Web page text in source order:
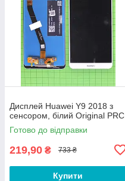
Дисплей Huawei Y9 2018 з
сенсором, білий Original PRC
Готово до відправки
219,90 ₴ 733 ₴
Купити